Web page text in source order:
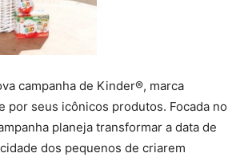
campanha de Kinder®, marca
seus icônicos produtos. Focada no
planeja transformar a data de
dos pequenos de criarem